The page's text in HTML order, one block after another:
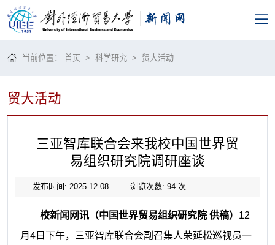
当前位置：首页 >科学研究 > 贸大活动
贸大活动
三亚智库联合会来我校中国世界贸
易组织研究院调研座谈
发布时间: 2025-12-08 浏览次数: 94次
校新闻网讯（中国世界贸易组织研究院 供稿） 12
月4日下午，三亚智库联合会副召集人荣延松巡视员一